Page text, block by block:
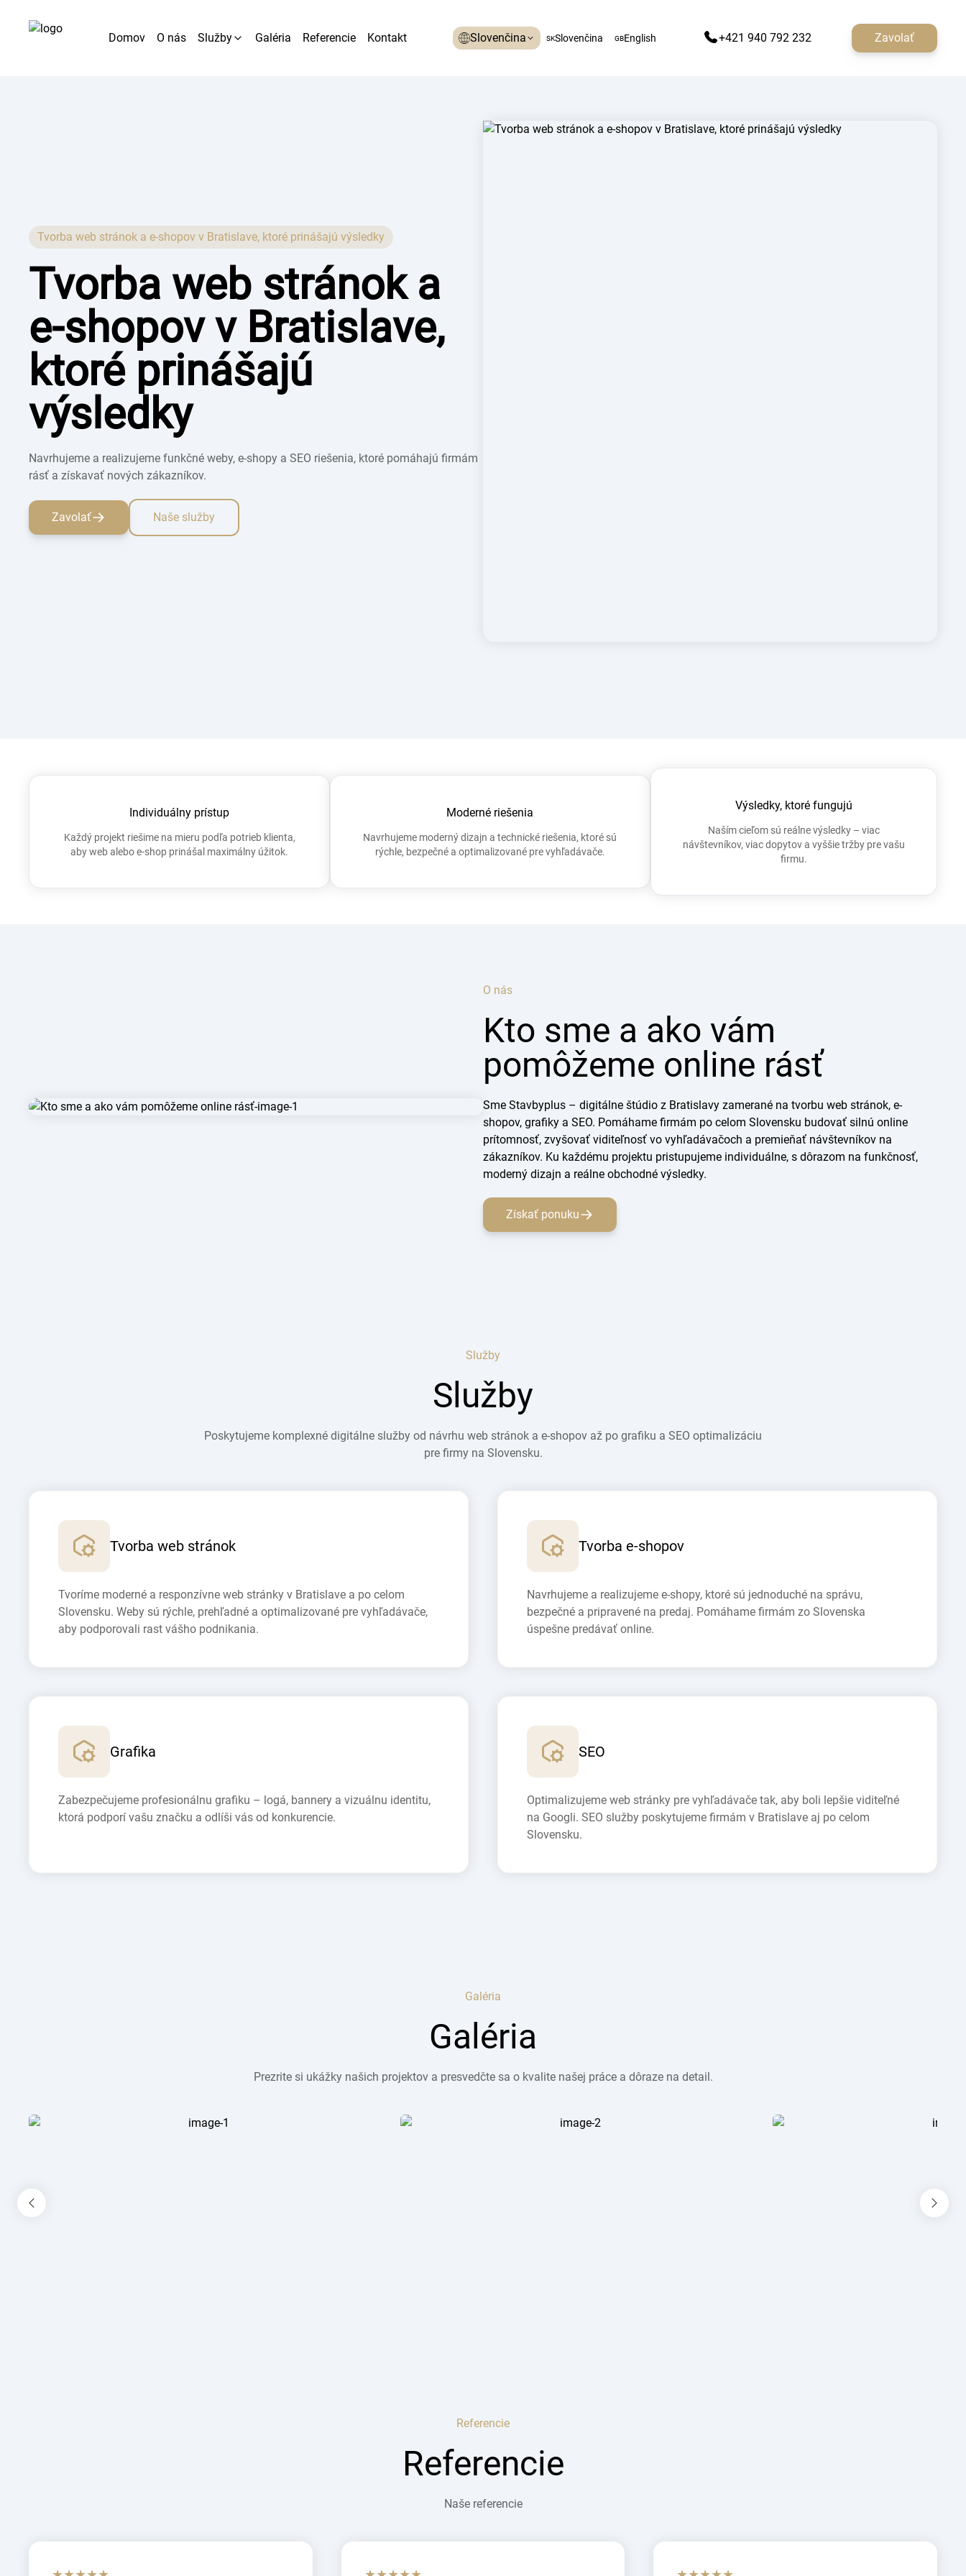
Domov O nás Služby Galéria Referencie Kontakt Slovenčina SKSlovenčina GBEnglish +421 940 792 232 Zavolať
Tvorba web stránok a e-shopov v Bratislave, ktoré prinášajú výsledky
Tvorba web stránok a
e-shopov v Bratislave,
ktoré prinášajú
výsledky
Navrhujeme a realizujeme funkčné weby, e-shopy a SEO riešenia, ktoré pomáhajú firmám
rásť a získavať nových zákazníkov.
Zavolať Naše služby
Individuálny prístup
Každý projekt riešime na mieru podľa potrieb klienta,
aby web alebo e-shop prinášal maximálny úžitok.
Moderné riešenia
Navrhujeme moderný dizajn a technické riešenia, ktoré sú
rýchle, bezpečné a optimalizované pre vyhľadávače.
Výsledky, ktoré fungujú
Naším cieľom sú reálne výsledky – viac
návštevníkov, viac dopytov a vyššie tržby pre vašu
firmu.
O nás
Kto sme a ako vám
pomôžeme online rásť
Sme Stavbyplus – digitálne štúdio z Bratislavy zamerané na tvorbu web stránok, e-
shopov, grafiky a SEO. Pomáhame firmám po celom Slovensku budovať silnú online
prítomnosť, zvyšovať viditeľnosť vo vyhľadávačoch a premieňať návštevníkov na
zákazníkov. Ku každému projektu pristupujeme individuálne, s dôrazom na funkčnosť,
moderný dizajn a reálne obchodné výsledky.
Získať ponuku
Služby
Služby
Poskytujeme komplexné digitálne služby od návrhu web stránok a e-shopov až po grafiku a SEO optimalizáciu
pre firmy na Slovensku.
Tvorba web stránok
Tvoríme moderné a responzívne web stránky v Bratislave a po celom
Slovensku. Weby sú rýchle, prehľadné a optimalizované pre vyhľadávače,
aby podporovali rast vášho podnikania.
Tvorba e-shopov
Navrhujeme a realizujeme e-shopy, ktoré sú jednoduché na správu,
bezpečné a pripravené na predaj. Pomáhame firmám zo Slovenska
úspešne predávať online.
Grafika
Zabezpečujeme profesionálnu grafiku – logá, bannery a vizuálnu identitu,
ktorá podporí vašu značku a odlíši vás od konkurencie.
SEO
Optimalizujeme web stránky pre vyhľadávače tak, aby boli lepšie viditeľné
na Googli. SEO služby poskytujeme firmám v Bratislave aj po celom
Slovensku.
Galéria
Galéria
Prezrite si ukážky našich projektov a presvedčte sa o kvalite našej práce a dôraze na detail.
Referencie
Referencie
Naše referencie